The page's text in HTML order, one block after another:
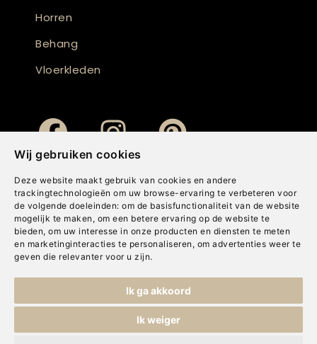
Wij gebruiken cookies
Deze website maakt gebruik van cookies en andere
trackingtechnologieën om uw browse-ervaring te verbeteren voor
de volgende doeleinden: om de basisfunctionaliteit van de website
mogelijk te maken , om een betere ervaring op de website te
bieden, om uw interesse in onze producten en diensten te meten
en marketinginteracties te personaliseren , om advertenties weer te
geven die relevanter voor u zijn.
Ik ga akkoord
Ik weiger
Horren
Behang
Vloerkleden
Cookies